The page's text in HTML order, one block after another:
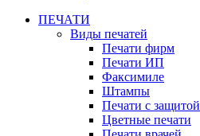
ПЕЧАТИ
Виды печатей
Печати фирм
Печати ИП
Факсимиле
Штампы
Печати с защитой
Цветные печати